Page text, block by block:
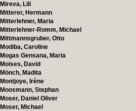
Mireva, Lili
Mitterer, Hermann
Mitterlehner, Maria
Mitterlehner-Romm, Michael
Mittmannsgruber, Otto
Modiba, Caroline
Mogas Gensana, Maria
Moises, David
Mönch, Madita
Montjoye, Irène
Moosmann, Stephan
Moser, Daniel Oliver
Moser, Michael